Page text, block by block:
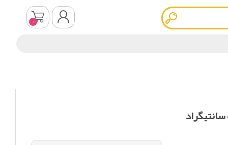
0
کنترل رنج 60 درجه سانتیگراد